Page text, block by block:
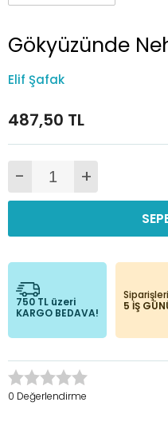
Gökyüzünde
Elif Şafak
487,50 TL
- +
750 TL üzeri
KARGO BEDAVA!
5 İŞ
0 Değerlendirme